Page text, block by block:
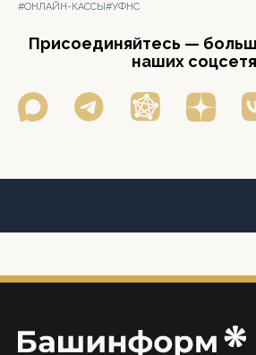
#ОНЛАЙН-КАССЫ#УФНС
Присоединяйтесь —
наших